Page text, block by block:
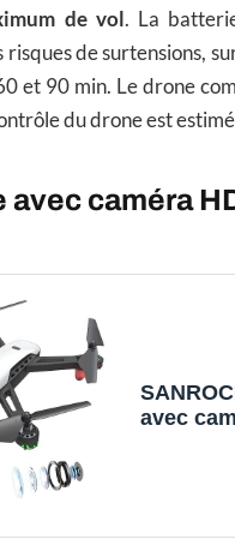
de vol . La
risques de surtensions,
et 90 min. Le drone
du drone est
avec caméra
avec